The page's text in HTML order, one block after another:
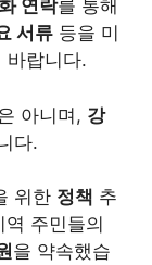
연락를 통해
서류 등을 미
바랍니다.
아니며, 강
다.
위한 정책 추
역 주민들의
을 약속했습